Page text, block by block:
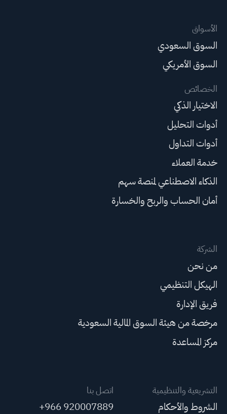
الأسواق
السوق السعودي
السوق الأمريكي
الخصائص
الاختيار الذكي
أدوات التحليل
أدوات التداول
خدمة العملاء
الذكاء الاصطناعي لمنصة سهم
أمان الحساب والربح والخسارة
الشركة
من نحن
الهيكل التنظيمي
فريق الإدارة
مرخصة من هيئة السوق المالية السعودية
مركز المساعدة
التشريعية والتنظيمية
الشروط والأحكام
اتصل بنا
+966 920007889